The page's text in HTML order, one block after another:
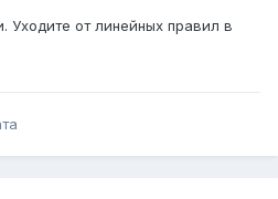
Уходите от линейных правил в